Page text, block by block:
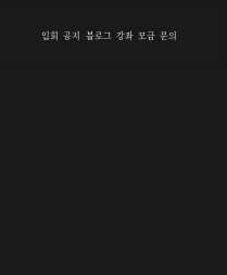
입회 공지 블로그 강좌 모금 문의